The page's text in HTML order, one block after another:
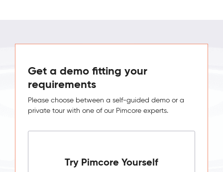
Get a demo fitting your
requirements
Please choose between a self-guided demo or a
private tour with one of our Pimcore experts.
Try Pimcore Yourself